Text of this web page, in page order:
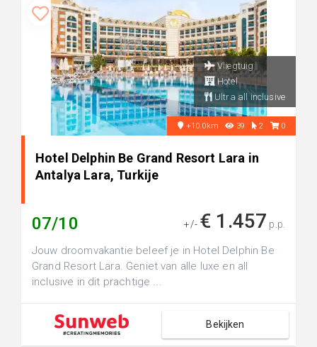
Vliegtuig
Hotel
Ultra all inclusive
+10.0km 39 2 0
Hotel Delphin Be Grand Resort Lara in
Antalya Lara, Turkije
07/10 +/- € 1.457 p.p.
Jouw droomvakantie beleef je in Hotel Delphin Be
Grand Resort Lara. Geniet van alle luxe en all
inclusive in dit prachtige ...
Bekijken